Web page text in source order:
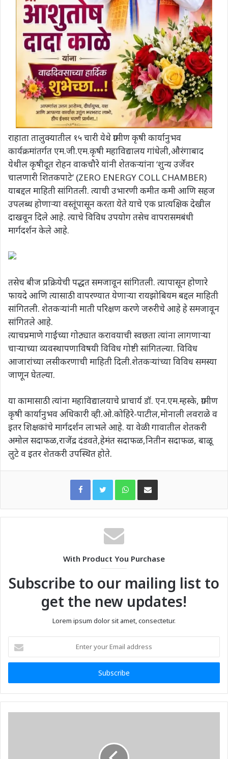
राहाता तालुक्यातील १५ चारी येथे ग्रामीण कृषी कार्यानुभव
कार्यक्रमांतर्गत एम.जी.एम.कृषी महाविद्यालय गांधेली,औरंगाबाद
येथील कृषीदूत रोहन वाकचौरे यांनी शेतकऱ्यांना ‘शुन्य उर्जेवर
चालणारी शितकपाटे’ (ZERO ENERGY COLL CHAMBER)
याबद्दल माहिती सांगितली. त्याची उभारणी कमीत कमी आणि सहज
उपलब्ध होणाऱ्या वस्तूंपासून करता येते याचे एक प्रात्यक्षिक देखील
दाखवून दिले आहे. त्याचे विविध उपयोग तसेच वापरासमबंधी
मार्गदर्शन केले आहे.
तसेच बीज प्रक्रियेची पद्धत समजावून सांगितली. त्यापासून होणारे
फायदे आणि त्यासाठी वापरण्यात येणाऱ्या रायझोबियम बद्दल माहिती
सांगितली. शेतकऱ्यांनी माती परिक्षण करणे जरुरीचे आहे हे समजावून
सांगितले आहे.
त्याचप्रमाणे गाईंच्या गोठ्यात करावयाची स्वछता त्यांना लागणाऱ्या
चाऱ्याच्या व्यवस्थापणाविषयी विविध गोष्टी सांगितल्या. विविध
आजारांच्या लसीकरणाची माहिती दिली.शेतकऱ्यांच्या विविध समस्या
जाणून घेतल्या.
या कामासाठी त्यांना महाविद्यालयाचे प्राचार्य डॉ. एन.एम.म्हस्के, ग्रामीण
कृषी कार्यानुभव अधिकारी व्ही.ओ.कोहिरे-पाटील,मोनाली लवराळे व
इतर शिक्षकांचे मार्गदर्शन लाभले आहे. या वेळी गावातील शेतकरी
अमोल सदाफळ,राजेंद्र दंडवते,हेमंत सदाफळ,नितीन सदाफळ, बाळू
लुटे व इतर शेतकरी उपस्थित होते.
WhatsAppShare via Email
With Product You Purchase
Subscribe to our mailing list to
get the new updates!
Lorem ipsum dolor sit amet, consectetur.
your
Email